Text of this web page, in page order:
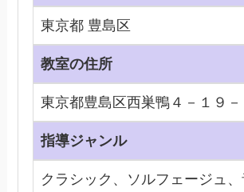
東京都 豊島区
教室の住所
東京都豊島区西巣鴨４－１９－
指導ジャンル
クラシック、ソルフェージュ、